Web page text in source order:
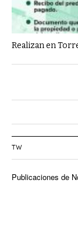
Realizan en
TW
Publicaciones de